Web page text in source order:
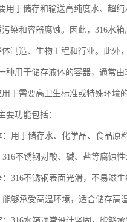
用于储存和输送高纯度水、超
染和容器腐蚀。因此，316水
制造、生物工程和行业。此外
种用于储存液体的容器，通常
于需要高卫生标准或特殊环境
要功能包括：
：用于储存水、化学品、食品原
不锈钢对酸、碱、盐等腐蚀
316不锈钢表面光滑，不易滋
够承受高温环境，适合储存高